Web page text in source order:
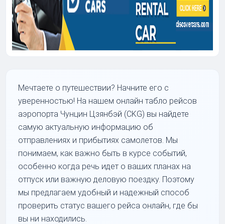
Мечтаете о путешествии? Начните его с
уверенностью! На нашем онлайн табло рейсов
аэропорта Чунцин Цзянбэй (CKG) вы найдете
самую актуальную информацию об
отправлениях и прибытиях самолетов. Мы
понимаем, как важно быть в курсе событий,
особенно когда речь идет о ваших планах на
отпуск или важную деловую поездку. Поэтому
мы предлагаем удобный и надежный способ
проверить статус вашего рейса онлайн, где бы
вы ни находились.